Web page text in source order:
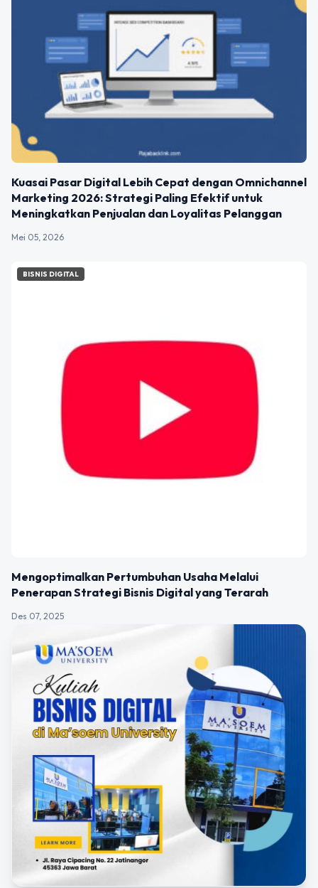
Kuasai Pasar Digital Lebih Cepat dengan Omnichannel
Marketing 2026: Strategi Paling Efektif untuk
Meningkatkan Penjualan dan Loyalitas Pelanggan
Mei 05, 2026
BISNIS DIGITAL
Mengoptimalkan Pertumbuhan Usaha Melalui
Penerapan Strategi Bisnis Digital yang Terarah
Des 07, 2025